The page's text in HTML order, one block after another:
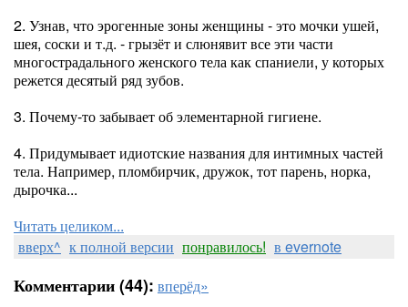
2. Узнав, что эрогенные зоны женщины - это мочки ушей,
шея, соски и т.д. - грызёт и слюнявит все эти части
многострадального женского тела как спаниели, у которых
режется десятый ряд зубов.
3. Почему-то забывает об элементарной гигиене.
4. Придумывает идиотские названия для интимных частей
тела. Например, пломбирчик, дружок, тот парень, норка,
дырочка...
Читать целиком...
вверх^ к полной версии понравилось! в evernote
Комментарии (44): вперёд»